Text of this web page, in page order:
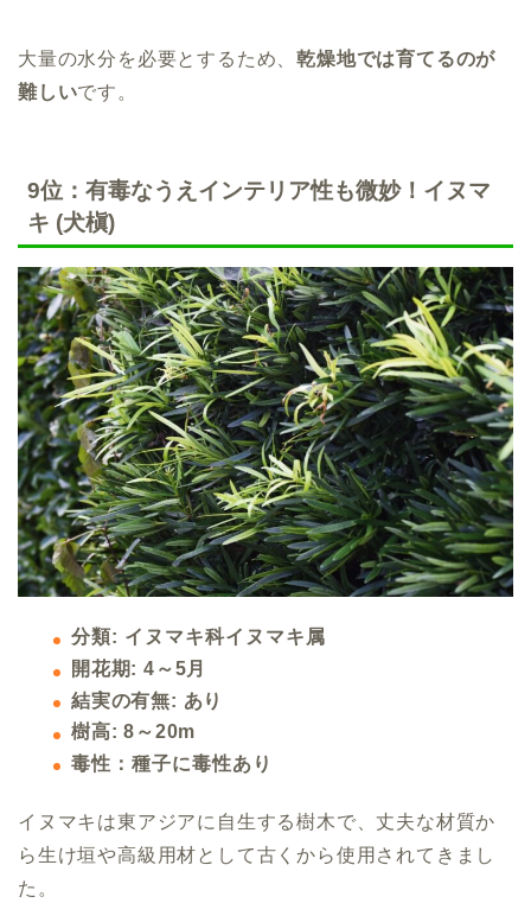
大量の水分を必要とするため、乾燥地では育てるのが
難しいです。
9位：有毒なうえインテリア性も微妙！イヌマ
キ (犬槇)
分類: イヌマキ科イヌマキ属
開花期: 4～5月
結実の有無: あり
樹高: 8～20m
毒性：種子に毒性あり
イヌマキは東アジアに自生する樹木で、丈夫な材質か
ら生け垣や高級用材として古くから使用されてきまし
た。